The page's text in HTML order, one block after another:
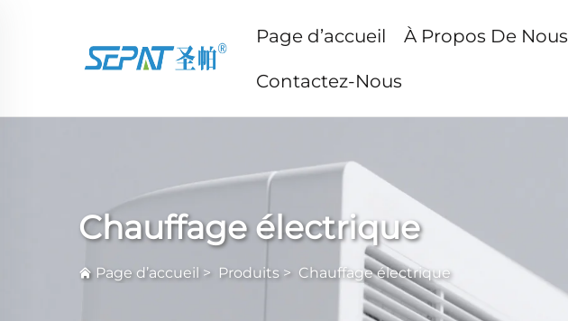
Page d’accueil À Propos De Nous
Contactez-Nous
Chauffage électrique
Page d’accueil > Produits > Chauffage électrique